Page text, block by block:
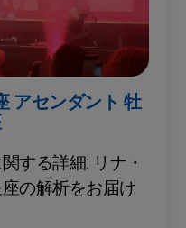
アセンダント 牡
する詳細: リナ・
の解析をお届け